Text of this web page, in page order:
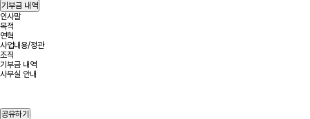
기부금 내역
인사말
목적
연혁
사업내용/정관
조직
기부금 내역
사무실 안내
공유하기